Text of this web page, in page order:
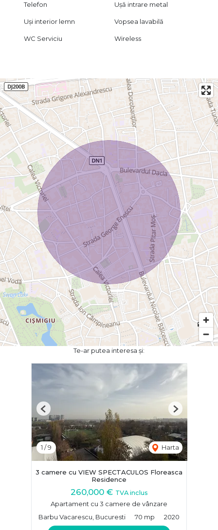
Telefon Ușă intrare metal
Uși interior lemn Vopsea lavabilă
WC Serviciu Wireless
Te-ar putea interesa și:
1 /9 Harta
Previous Next
3 camere cu VIEW SPECTACULOS Floreasca
Residence
260,000 € TVA inclus
Apartament cu 3 camere de vânzare
Barbu Vacarescu, Bucuresti
70 mp 2020